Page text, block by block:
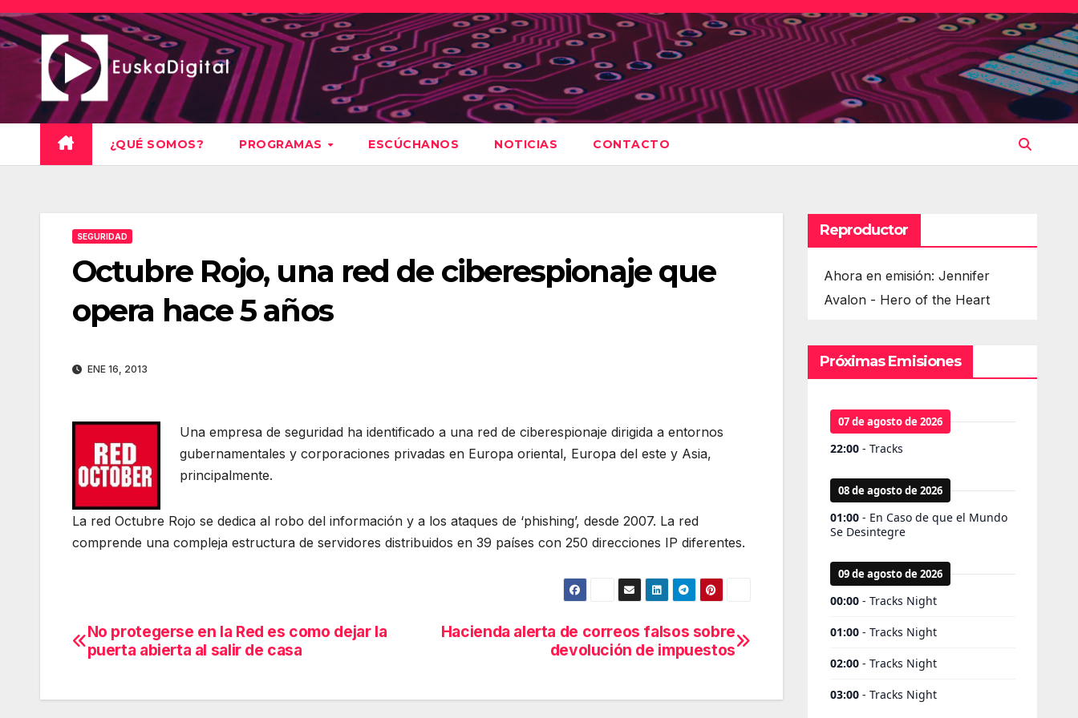
Saltar
al
contenido
¿QUÉ SOMOS? PROGRAMAS ESCÚCHANOS NOTICIAS CONTACTO
SEGURIDAD
Octubre Rojo, una red de ciberespionaje que
opera hace 5 años
ENE 16, 2013
Una empresa de seguridad ha identificado a una red de ciberespionaje dirigida a entornos
gubernamentales y corporaciones privadas en Europa oriental, Europa del este y Asia,
principalmente.
La red Octubre Rojo se dedica al robo del información y a los ataques de ‘phishing’, desde 2007. La red
comprende una compleja estructura de servidores distribuidos en 39 países con 250 direcciones IP diferentes.
Navegación
entradas
Hacienda alerta de correos falsos sobre
devolución de impuestos
No protegerse en la Red es como dejar la
puerta abierta al salir de casa
Reproductor
Ahora en emisión: Jennifer
Avalon - Hero of the Heart
Próximas Emisiones